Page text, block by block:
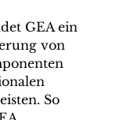
GEA ein
von
So